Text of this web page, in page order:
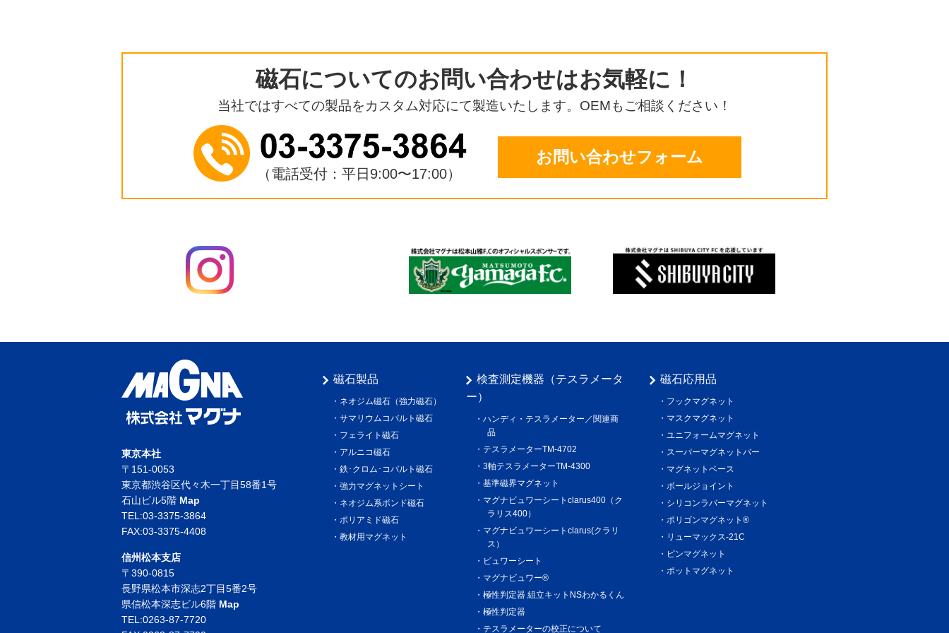
磁石についてのお問い合わせはお気軽に！
当社ではすべての製品をカスタム対応にて製造いたします。OEMもご相談ください！
（電話受付：平日9:00〜17:00）
お問い合わせフォーム
東京本社
〒151-0053
東京都渋谷区代々木一丁目58番1号
石山ビル5階 Map
TEL:03-3375-3864
FAX:03-3375-4408
信州松本支店
〒390-0815
長野県松本市深志2丁目5番2号
県信松本深志ビル6階 Map
TEL:0263-87-7720
磁石製品
ネオジム磁石（強力磁石）
サマリウムコバルト磁石
フェライト磁石
アルニコ磁石
鉄･クロム･コバルト磁石
強力マグネットシート
ネオジム系ボンド磁石
ポリアミド磁石
教材用マグネット
検査測定機器（テスラメータ
ー）
ハンディ・テスラメーター／関連商
品
テスラメーターTM-4702
3軸テスラメーターTM-4300
基準磁界マグネット
マグナビュワーシートclarus400（ク
ラリス400）
マグナビュワーシートclarus(クラリ
ス）
ビュワーシート
マグナビュワー®︎
極性判定器 組立キットNSわかるくん
極性判定器
テスラメーターの校正について
磁石応用品
フックマグネット
マスクマグネット
ユニフォームマグネット
スーパーマグネットバー
マグネットベース
ボールジョイント
シリコンラバーマグネット
ポリゴンマグネット®
リューマックス-21C
ピンマグネット
ポットマグネット